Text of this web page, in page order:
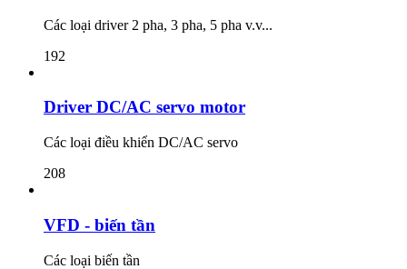
Các loại driver 2 pha, 3 pha, 5 pha v.v...
192
Driver DC/AC servo motor
Các loại điều khiển DC/AC servo
208
VFD - biến tần
Các loại biến tần